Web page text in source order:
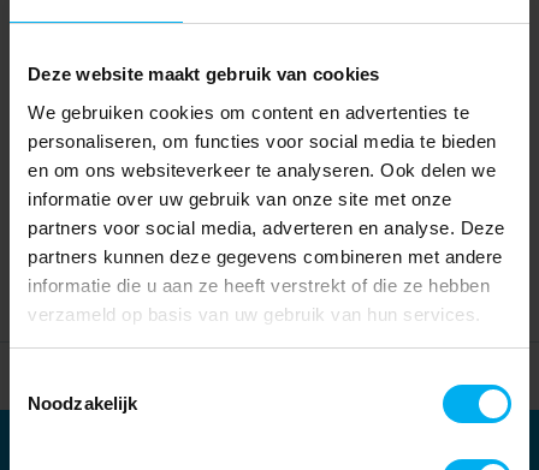
Deze website maakt gebruik van cookies
We gebruiken cookies om content en advertenties te
personaliseren, om functies voor social media te bieden
en om ons websiteverkeer te analyseren. Ook delen we
informatie over uw gebruik van onze site met onze
partners voor social media, adverteren en analyse. Deze
partners kunnen deze gegevens combineren met andere
informatie die u aan ze heeft verstrekt of die ze hebben
verzameld op basis van uw gebruik van hun services.
Noodzakelijk